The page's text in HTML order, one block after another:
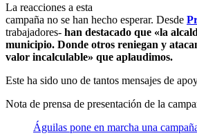
La reacciones a esta
campaña no se han hecho esperar. Desde
trabajadores- han destacado que «la
municipio. Donde otros reniegan y
valor incalculable» que aplaudimos.
Este ha sido uno de tantos mensajes de
Nota de prensa de presentación de la
Águilas pone en marcha una